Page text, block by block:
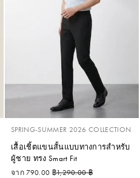
SPRING-SUMMER 2026 COLLECTION
เสื้อเชิ้ตแขนสั้นแบบทางการสำหรับ
ผู้ชาย ทรง Smart Fit
จาก 790.00 ฿ราคาปกติ
1,290.00 ฿